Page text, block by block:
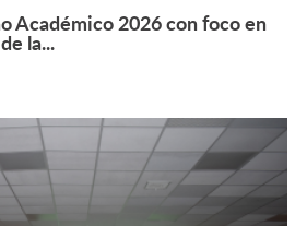
Académico 2026 con foco en
la...